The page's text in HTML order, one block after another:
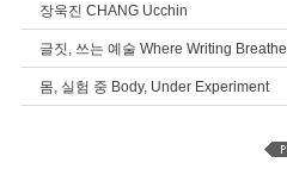
장욱진 CHANG Ucchin
글짓, 쓰는 예술 Where Writing
몸, 실험 중 Body, Under Experiment